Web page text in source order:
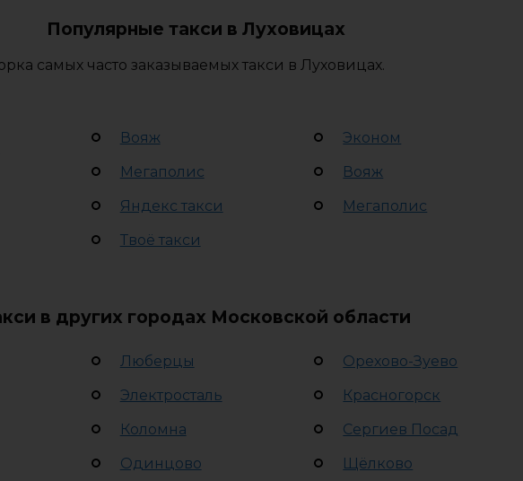
Популярные такси в Луховицах
самых часто заказываемых такси в Луховицах.
Вояж
Мегаполис
Яндекс такси
Твоё такси
Эконом
Вояж
Мегаполис
в других городах Московской области
Люберцы
Электросталь
Коломна
Одинцово
Орехово-Зуево
Красногорск
Сергиев Посад
Щёлково